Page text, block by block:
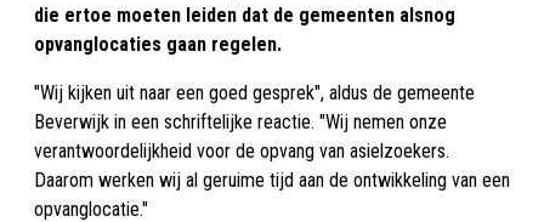
die ertoe moeten leiden dat de gemeenten alsnog
opvanglocaties gaan regelen.
"Wij kijken uit naar een goed gesprek", aldus de gemeente
Beverwijk in een schriftelijke reactie. "Wij nemen onze
verantwoordelijkheid voor de opvang van asielzoekers.
Daarom werken wij al geruime tijd aan de ontwikkeling van een
opvanglocatie."